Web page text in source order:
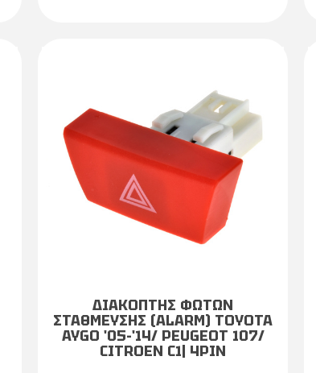
ΔΙΑΚΟΠΤΗΣ ΦΩΤΩΝ
ΣΤΑΘΜΕΥΣΗΣ (ALARM) TOYOTA
AYGO '05-'14/ PEUGEOT 107/
CITROEN C1| 4PIN